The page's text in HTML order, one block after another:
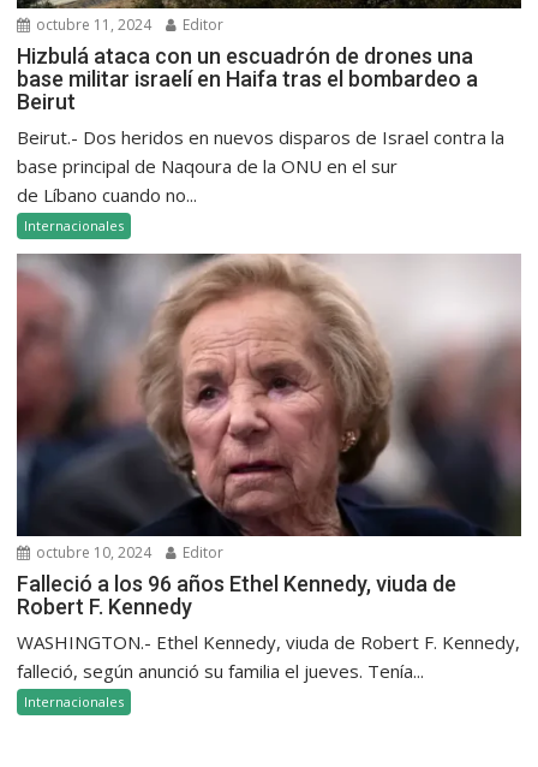
octubre 11, 2024 Editor
Hizbulá ataca con un escuadrón de drones una
base militar israelí en Haifa tras el bombardeo a
Beirut
Beirut.- Dos heridos en nuevos disparos de Israel contra la
base principal de Naqoura de la ONU en el sur
de Líbano cuando no...
Internacionales
octubre 10, 2024 Editor
Falleció a los 96 años Ethel Kennedy, viuda de
Robert F. Kennedy
WASHINGTON.- Ethel Kennedy, viuda de Robert F. Kennedy,
falleció, según anunció su familia el jueves. Tenía...
Internacionales